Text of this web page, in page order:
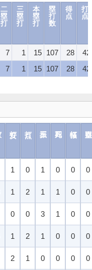
二
塁
打
三
塁
打
本
塁
打
塁
打
数
得
点
打
点
7 1 15 107 28
42
7 1 15 107 28 42
1 0 1 0 0 0
1 2 1 1 0 0
0 0 3 1 0 0
1 2 1 0 0 0
2 1 0 0 0 0